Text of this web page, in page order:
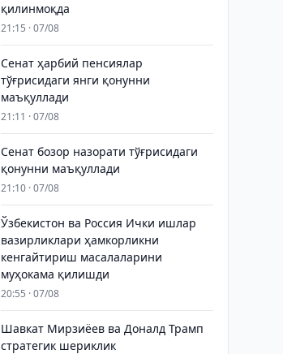
қилинмоқда
21:15 · 07/08
Сенат ҳарбий пенсиялар
тўғрисидаги янги қонунни
маъқуллади
21:11 · 07/08
Сенат бозор назорати тўғрисидаги
қонунни маъқуллади
21:10 · 07/08
Ўзбекистон ва Россия Ички ишлар
вазирликлари ҳамкорликни
кенгайтириш масалаларини
муҳокама қилишди
20:55 · 07/08
Шавкат Мирзиёев ва Доналд Трамп
стратегик шериклик